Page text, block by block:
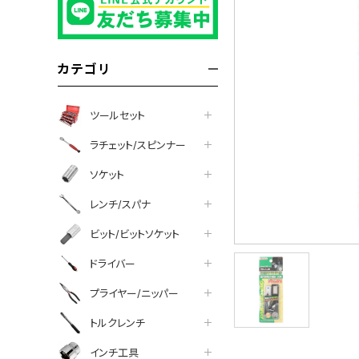
カテゴリ
ツールセット
ラチェット/スピンナー
ソケット
レンチ/スパナ
ビット/ビットソケット
ドライバー
プライヤー/ニッパー
トルクレンチ
インチ工具